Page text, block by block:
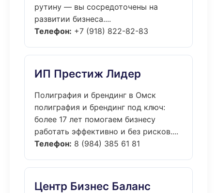
рутину — вы сосредоточены на
развитии бизнеса....
Телефон: +7 (918) 822-82-83
ИП Престиж Лидер
Полиграфия и брендинг в Омск
полиграфия и брендинг под ключ:
более 17 лет помогаем бизнесу
работать эффективно и без рисков....
Телефон: 8 (984) 385 61 81
Центр Бизнес Баланс